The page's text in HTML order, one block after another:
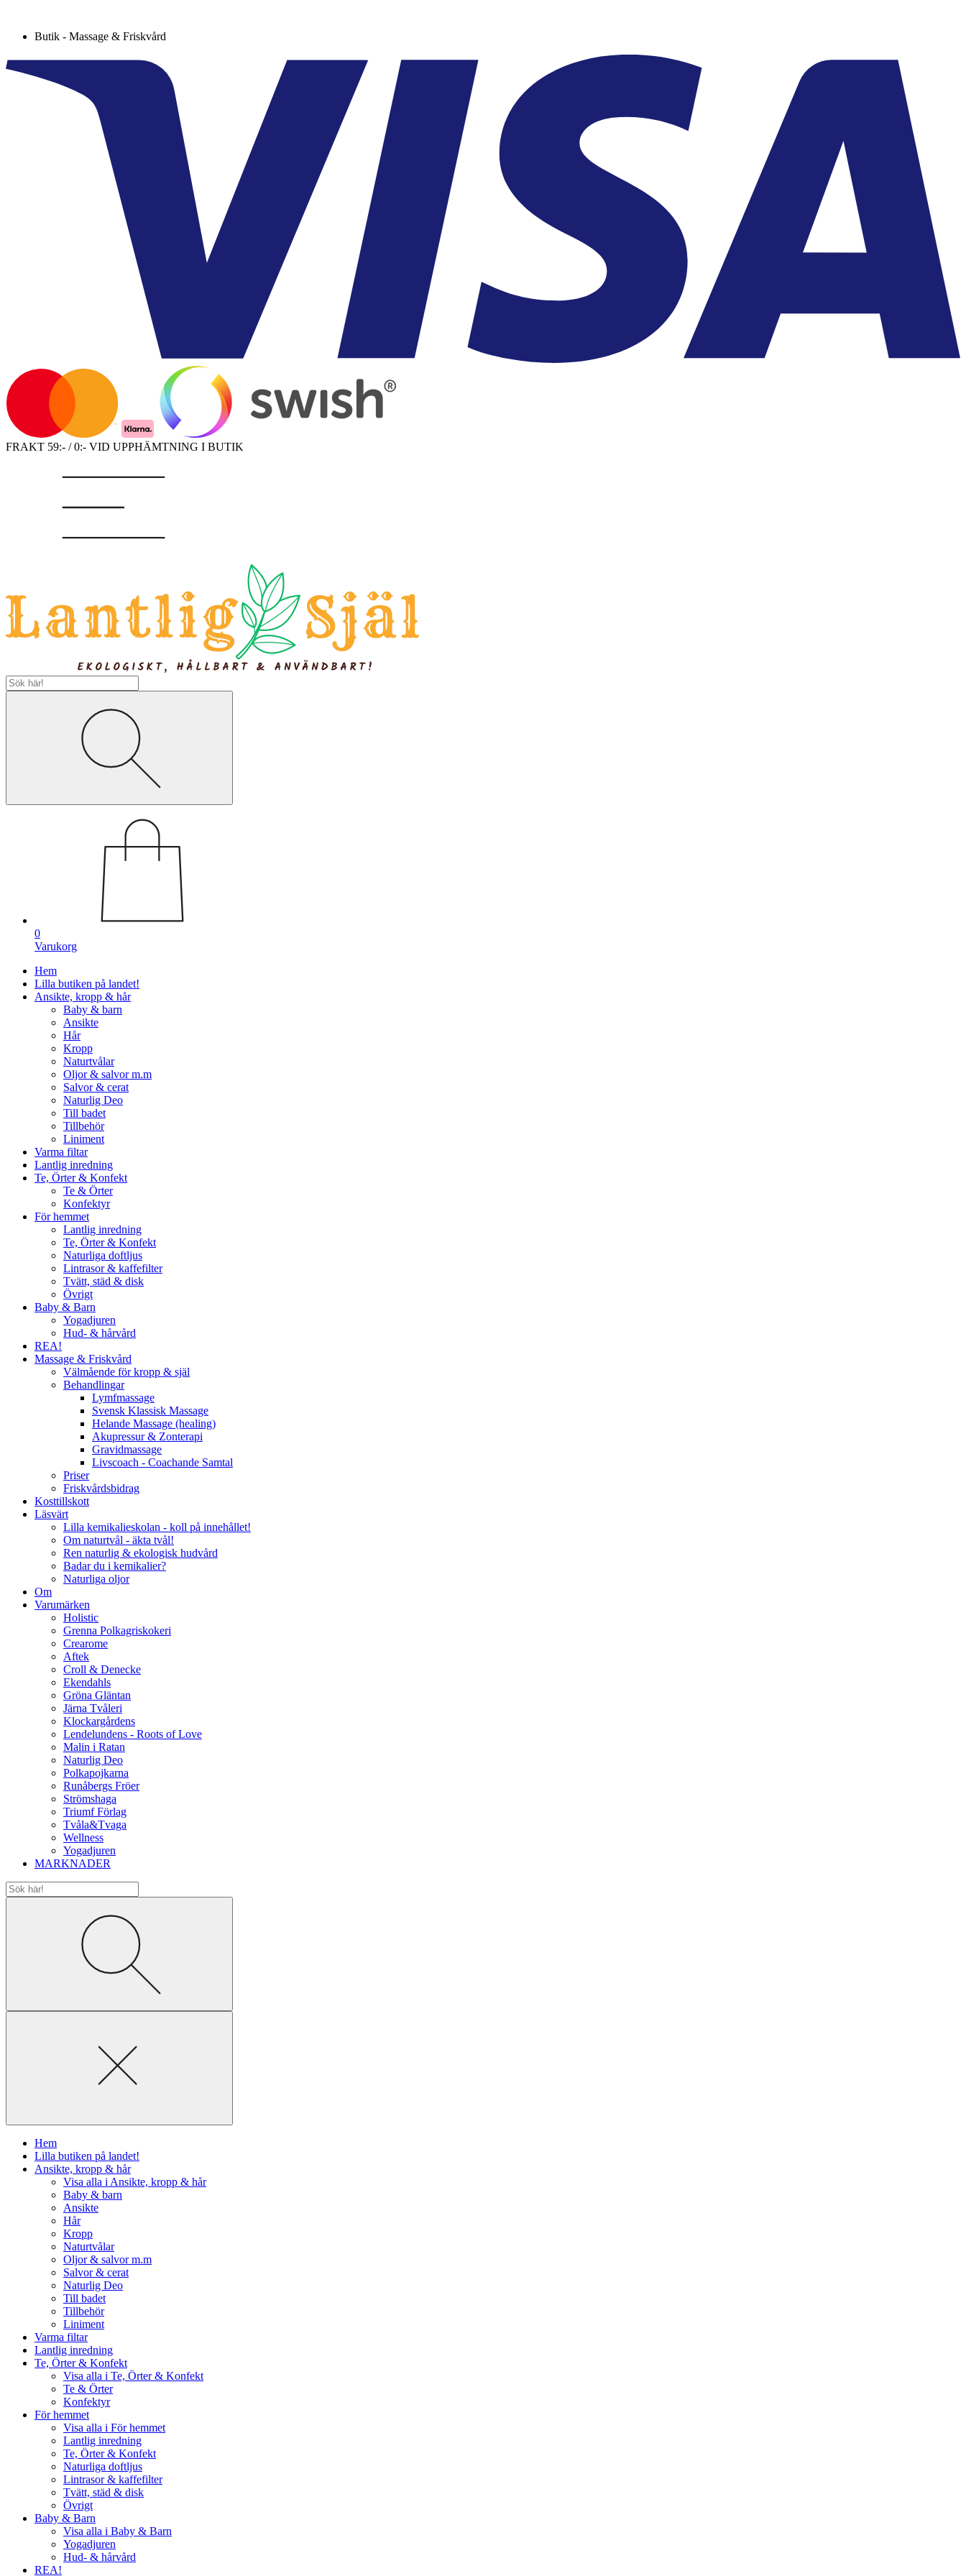
Butik - Massage & Friskvård
FRAKT 59:- / 0:- VID UPPHÄMTNING I BUTIK
0
Varukorg
Hem
Lilla butiken på landet!
Ansikte, kropp & hår
Baby & barn
Ansikte
Hår
Kropp
Naturtvålar
Oljor & salvor m.m
Salvor & cerat
Naturlig Deo
Till badet
Tillbehör
Liniment
Varma filtar
Lantlig inredning
Te, Örter & Konfekt
Te & Örter
Konfektyr
För hemmet
Lantlig inredning
Te, Örter & Konfekt
Naturliga doftljus
Lintrasor & kaffefilter
Tvätt, städ & disk
Övrigt
Baby & Barn
Yogadjuren
Hud- & hårvård
REA!
Massage & Friskvård
Välmående för kropp & själ
Behandlingar
Lymfmassage
Svensk Klassisk Massage
Helande Massage (healing)
Akupressur & Zonterapi
Gravidmassage
Livscoach - Coachande Samtal
Priser
Friskvårdsbidrag
Kosttillskott
Läsvärt
Lilla kemikalieskolan - koll på innehållet!
Om naturtvål - äkta tvål!
Ren naturlig & ekologisk hudvård
Badar du i kemikalier?
Naturliga oljor
Om
Varumärken
Holistic
Grenna Polkagriskokeri
Crearome
Aftek
Croll & Denecke
Ekendahls
Gröna Gläntan
Järna Tvåleri
Klockargårdens
Lendelundens - Roots of Love
Malin i Ratan
Naturlig Deo
Polkapojkarna
Runåbergs Fröer
Strömshaga
Triumf Förlag
Tvåla&Tvaga
Wellness
Yogadjuren
MARKNADER
Hem
Lilla butiken på landet!
Ansikte, kropp & hår
Visa alla i Ansikte, kropp & hår
Baby & barn
Ansikte
Hår
Kropp
Naturtvålar
Oljor & salvor m.m
Salvor & cerat
Naturlig Deo
Till badet
Tillbehör
Liniment
Varma filtar
Lantlig inredning
Te, Örter & Konfekt
Visa alla i Te, Örter & Konfekt
Te & Örter
Konfektyr
För hemmet
Visa alla i För hemmet
Lantlig inredning
Te, Örter & Konfekt
Naturliga doftljus
Lintrasor & kaffefilter
Tvätt, städ & disk
Övrigt
Baby & Barn
Visa alla i Baby & Barn
Yogadjuren
Hud- & hårvård
REA!